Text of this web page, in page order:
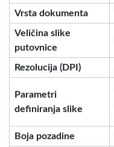
Vrsta dokumenta
Veličina slike
putovnice
Rezolucija (DPI)
Parametri
definiranja slike
Boja pozadine